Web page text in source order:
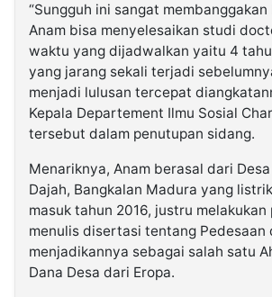
“Sungguh ini sangat membanggakan
Anam bisa menyelesaikan studi
waktu yang dijadwalkan yaitu 4
yang jarang sekali terjadi
menjadi lulusan tercepat
Kepala Departement Ilmu Sosial
tersebut dalam penutupan sidang.
Menariknya, Anam berasal dari
Dajah, Bangkalan Madura yang
masuk tahun 2016, justru
menulis disertasi tentang Pedesaan
menjadikannya sebagai salah satu
Dana Desa dari Eropa.